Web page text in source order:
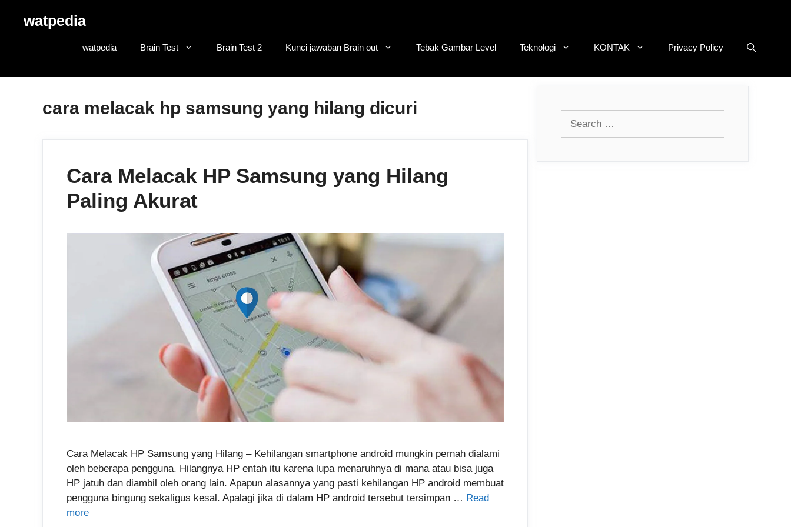
watpedia
watpedia Brain Test Brain Test 2 Kunci jawaban Brain out Tebak Gambar Level Teknologi KONTAK Privacy Policy
cara melacak hp samsung yang hilang dicuri
Cara Melacak HP Samsung yang Hilang
Paling Akurat
Cara Melacak HP Samsung yang Hilang – Kehilangan smartphone android mungkin pernah dialami
oleh beberapa pengguna. Hilangnya HP entah itu karena lupa menaruhnya di mana atau bisa juga
HP jatuh dan diambil oleh orang lain. Apapun alasannya yang pasti kehilangan HP android membuat
pengguna bingung sekaligus kesal. Apalagi jika di dalam HP android tersebut tersimpan … Read
more